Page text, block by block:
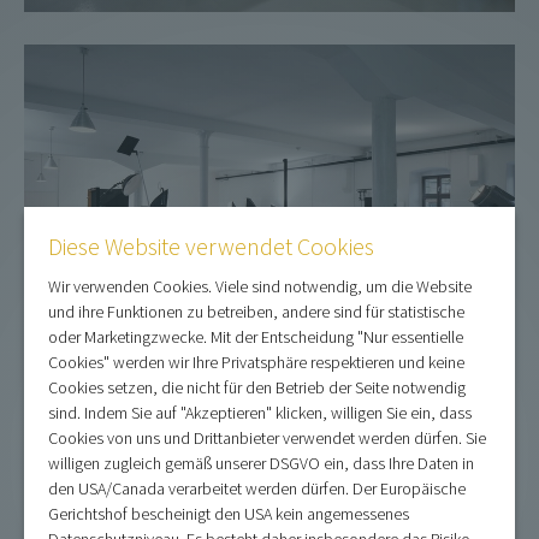
Diese Website verwendet Cookies
Wir verwenden Cookies. Viele sind notwendig, um die Website
und ihre Funktionen zu betreiben, andere sind für statistische
oder Marketingzwecke. Mit der Entscheidung "Nur essentielle
Cookies" werden wir Ihre Privatsphäre respektieren und keine
Cookies setzen, die nicht für den Betrieb der Seite notwendig
sind. Indem Sie auf "Akzeptieren" klicken, willigen Sie ein, dass
Cookies von uns und Drittanbieter verwendet werden dürfen. Sie
willigen zugleich gemäß unserer DSGVO ein, dass Ihre Daten in
den USA/Canada verarbeitet werden dürfen. Der Europäische
Gerichtshof bescheinigt den USA kein angemessenes